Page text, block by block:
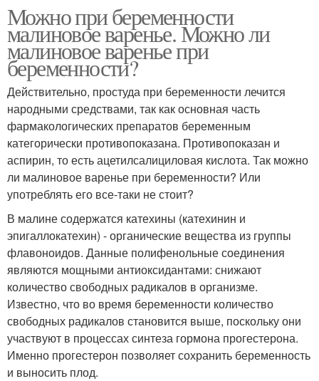
Можно при беременности
малиновое варенье. Можно ли
малиновое варенье при
беременности?
Действительно, простуда при беременности лечится
народными средствами, так как основная часть
фармакологических препаратов беременным
категорически противопоказана. Противопоказан и
аспирин, то есть ацетилсалициловая кислота. Так можно
ли малиновое варенье при беременности? Или
употреблять его все-таки не стоит?
В малине содержатся катехины (катехинин и
эпигаллокатехин) - органические вещества из группы
флавоноидов. Данные полифенольные соединения
являются мощными антиоксидантами: снижают
количество свободных радикалов в организме.
Известно, что во время беременности количество
свободных радикалов становится выше, поскольку они
участвуют в процессах синтеза гормона прогестерона.
Именно прогестерон позволяет сохранить беременность
и выносить плод.